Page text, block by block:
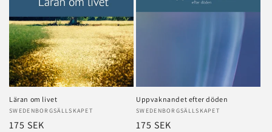
Läran om livet
Säljare:
SWEDENBORGSÄLLSKAPET
Ordinarie
175 SEK
Uppvaknandet efter döden
Säljare:
SWEDENBORGSÄLLSKAPET
Ordinarie
175 SEK